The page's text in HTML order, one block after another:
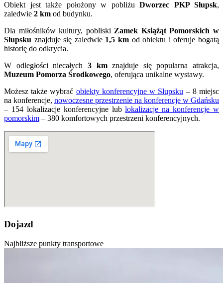
Obiekt jest także położony w pobliżu Dworzec PKP Słupsk,
zaledwie 2 km od budynku.
Dla miłośników kultury, pobliski Zamek Książąt Pomorskich w
Słupsku znajduje się zaledwie 1,5 km od obiektu i oferuje bogatą
historię do odkrycia.
W odległości niecałych 3 kmznajduje się popularna atrakcja,
Muzeum Pomorza Środkowego, oferująca unikalne wystawy.
Możesz także wybrać obiekty konferencyjne w Słupsku – 8 miejsc
na konferencje, nowoczesne przestrzenie na konferencje w Gdańsku
– 154 lokalizacje konferencyjne lublokalizacje na konferencje w
pomorskim – 380 komfortowych przestrzeni konferencyjnych.
Dojazd
Najbliższe punkty transportowe